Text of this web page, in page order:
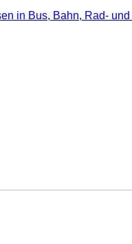
in Bus, Bahn, Rad-